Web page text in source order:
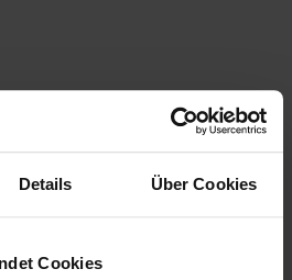
Details Über Cookies
Cookies
der Brauerei